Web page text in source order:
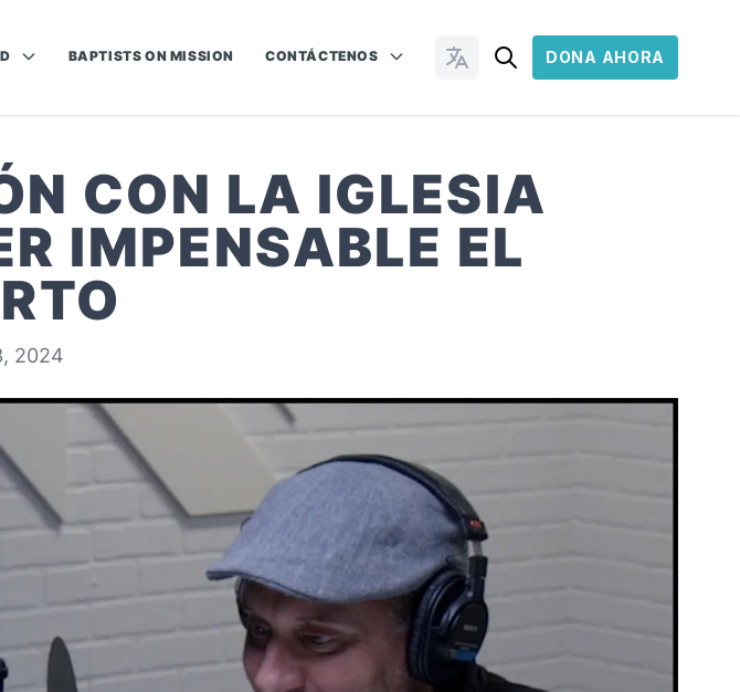
BAPTISTS ON MISSION CONTÁCTENOS Cambiar idiomaDONA AHORA
CON LA IGLESIA
IMPENSABLE EL
2024